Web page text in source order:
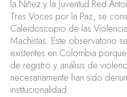
la Niñez y la Juventud Red
Tres Voces por la Paz, se
Caleidoscopio de las
Machistas. Este observatorio
existentes en Colombia
de registro y análisis de
necesariamente han sido
institucionalidad.